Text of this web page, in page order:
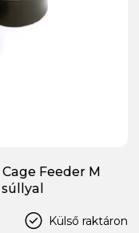
Feeder M
Külső raktáron